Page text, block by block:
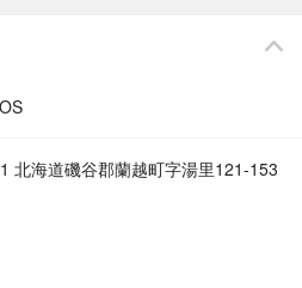
北海道磯谷郡蘭越町字湯里121-153